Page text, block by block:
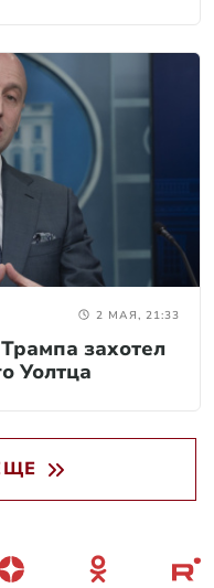
2 МАЯ, 21:33
захотел
Уолтца